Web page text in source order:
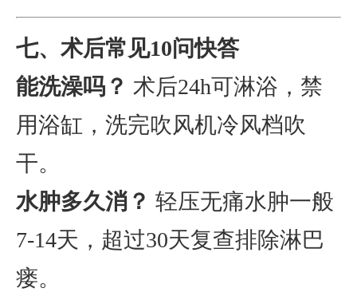
七、术后常见10问快答
能洗澡吗？ 术后24h可淋浴，禁
用浴缸，洗完吹风机冷风档吹
干。
水肿多久消？ 轻压无痛水肿一般
7-14天，超过30天复查排除淋巴
瘘。